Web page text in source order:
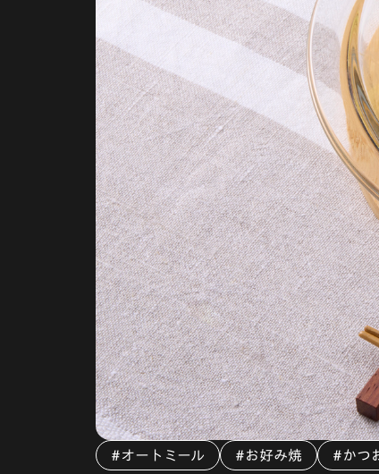
#オートミール #お好み焼 #かつ